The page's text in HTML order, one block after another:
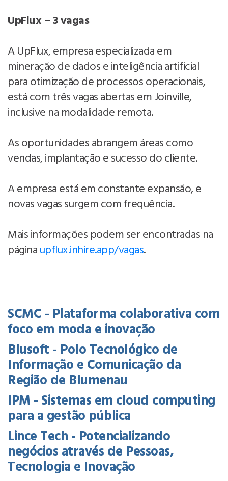
UpFlux – 3 vagas
A UpFlux, empresa especializada em
mineração de dados e inteligência artificial
para otimização de processos operacionais,
está com três vagas abertas em Joinville,
inclusive na modalidade remota.
As oportunidades abrangem áreas como
vendas, implantação e sucesso do cliente.
A empresa está em constante expansão, e
novas vagas surgem com frequência.
Mais informações podem ser encontradas na
páginaupflux.inhire.app/vagas.
SCMC - Plataforma colaborativa com
foco em moda e inovação
Blusoft - Polo Tecnológico de
Informação e Comunicação da
Região de Blumenau
IPM - Sistemas em cloud computing
para a gestão pública
Lince Tech - Potencializando
negócios através de Pessoas,
Tecnologia e Inovação